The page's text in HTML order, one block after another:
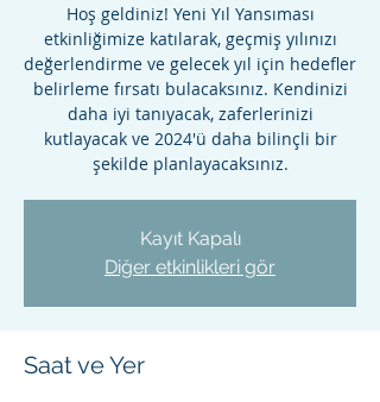
Hoş geldiniz! Yeni Yıl Yansıması
etkinliğimize katılarak, geçmiş yılınızı
değerlendirme ve gelecek yıl için hedefler
belirleme fırsatı bulacaksınız. Kendinizi
daha iyi tanıyacak, zaferlerinizi
kutlayacak ve 2024'ü daha bilinçli bir
şekilde planlayacaksınız.
Kayıt Kapalı
Diğer etkinlikleri gör
Saat ve Yer